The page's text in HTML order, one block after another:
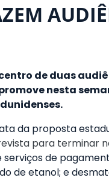
de duas
nesta
da proposta
para terminar
serviços de
de etanol; e